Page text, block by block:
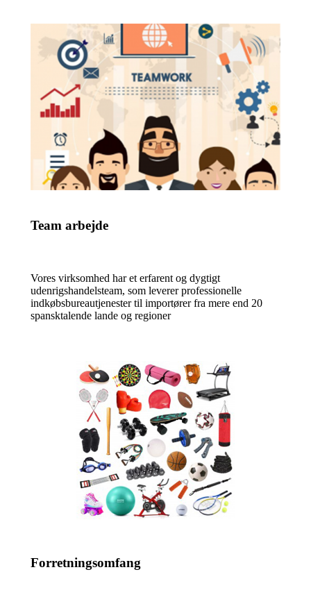
Team arbejde
Vores virksomhed har et erfarent og dygtigt
udenrigshandelsteam, som leverer professionelle
indkøbsbureautjenester til importører fra mere end 20
spansktalende lande og regioner
Forretningsomfang